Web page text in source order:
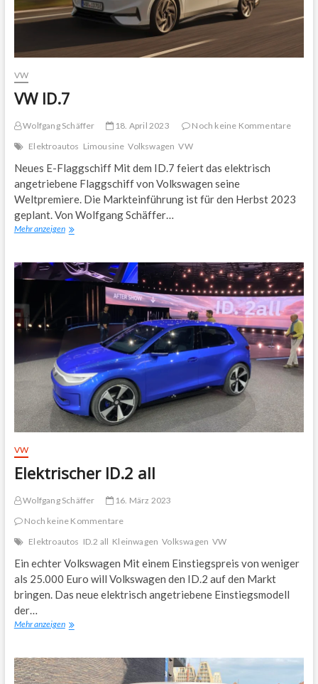
VW
VW ID.7
Wolfgang Schäffer 18. April 2023
Noch keine Kommentare
Elektroautos Limousine Volkswagen VW
Neues E-Flaggschiff Mit dem ID.7 feiert das elektrisch
angetriebene Flaggschiff von Volkswagen seine
Weltpremiere. Die Markteinführung ist für den Herbst 2023
geplant. Von Wolfgang Schäffer…
Mehr anzeigenVW
VW
Elektrischer ID.2 all
Wolfgang Schäffer
16. März 2023
Noch keine Kommentare
Elektroautos ID.2 all Kleinwagen Volkswagen VW
Ein echter Volkswagen Mit einem Einstiegspreis von weniger
als 25.000 Euro will Volkswagen den ID.2 auf den Markt
bringen. Das neue elektrisch angetriebene Einstiegsmodell
der…
Mehr anzeigenElektrischer